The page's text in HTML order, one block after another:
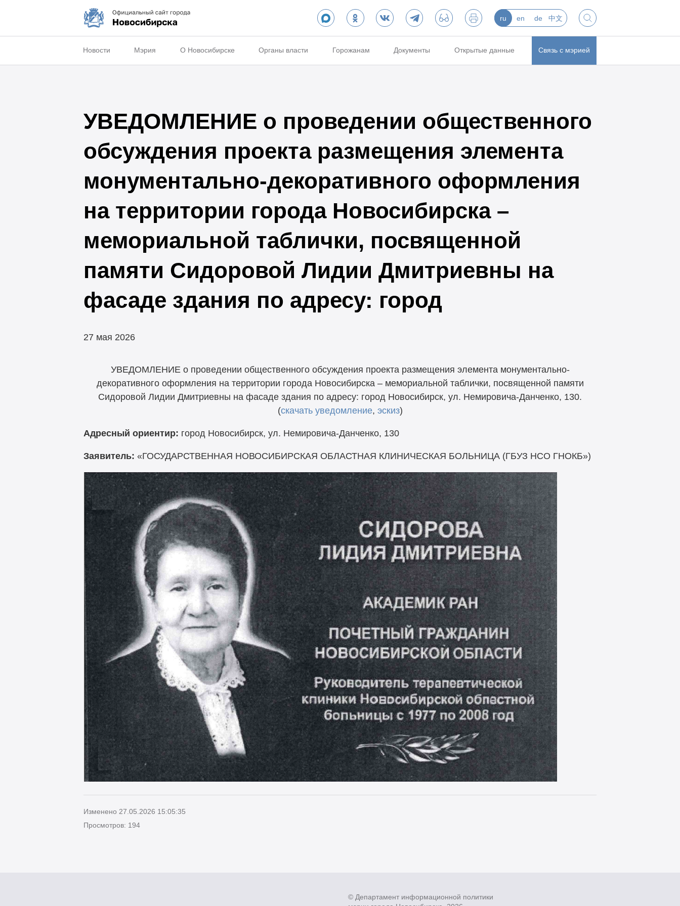
ru en de 中文
Новости Мэрия О Новосибирске Органы власти Горожанам Документы Открытые данные Связь с мэрией
УВЕДОМЛЕНИЕ о проведении общественного
обсуждения проекта размещения элемента
монументально-декоративного оформления
на территории города Новосибирска –
мемориальной таблички, посвященной
памяти Сидоровой Лидии Дмитриевны на
фасаде здания по адресу: город
27 мая 2026
УВЕДОМЛЕНИЕ о проведении общественного обсуждения проекта размещения элемента монументально-
декоративного оформления на территории города Новосибирска – мемориальной таблички, посвященной памяти
Сидоровой Лидии Дмитриевны на фасаде здания по адресу: город Новосибирск, ул. Немировича-Данченко, 130.
(скачать уведомление, эскиз)
Адресный ориентир: город Новосибирск, ул. Немировича-Данченко, 130
Заявитель: «ГОСУДАРСТВЕННАЯ НОВОСИБИРСКАЯ ОБЛАСТНАЯ КЛИНИЧЕСКАЯ БОЛЬНИЦА (ГБУЗ НСО ГНОКБ»)
Изменено 27.05.2026 15:05:35
Просмотров: 194
© Департамент информационной политики